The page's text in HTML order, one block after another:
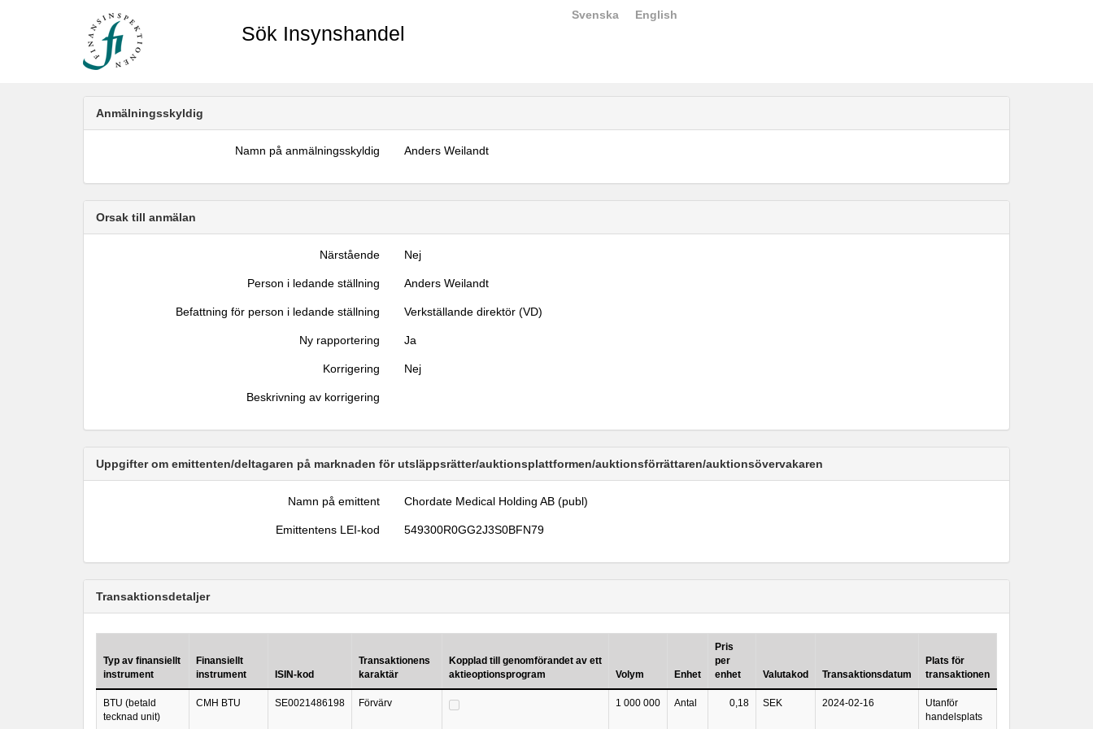
Sök Insynshandel
Svenska English
Anmälningsskyldig
Namn på anmälningsskyldig Anders Weilandt
Orsak till anmälan
Närstående Nej
Person i ledande ställning Anders Weilandt
Befattning för person i ledande ställning Verkställande direktör (VD)
Ny rapportering Ja
Korrigering Nej
Beskrivning av korrigering
Uppgifter om emittenten/deltagaren på marknaden för utsläppsrätter/auktionsplattformen/auktionsförrättaren/auktionsövervakaren
Namn på emittent Chordate Medical Holding AB (publ)
Emittentens LEI-kod 549300R0GG2J3S0BFN79
Transaktionsdetaljer
Typ av finansiellt
instrument
Finansiellt
instrument
ISIN-kod
Transaktionens
karaktär
Kopplad till genomförandet av ett
aktieoptionsprogram
Volym Enhet
Pris
per
enhet
Valutakod Transaktionsdatum
Plats för
transaktionen
BTU (betald
tecknad unit)
CMH BTU SE0021486198 Förvärv 1 000 000 Antal 0,18 SEK 2024-02-16
Utanför
handelsplats